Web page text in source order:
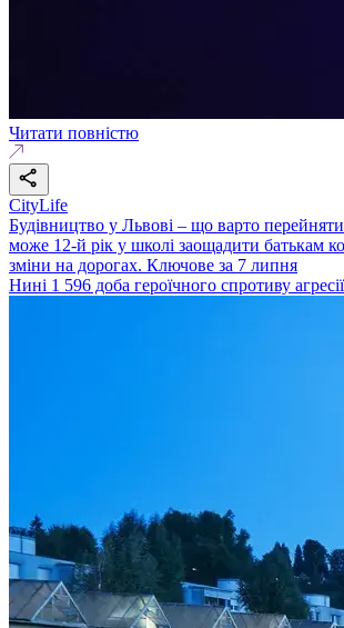
Читати повністю
CityLife
Будівництво у Львові – що варто
може 12-й рік у школі заощадити батькам
зміни на дорогах. Ключове за 7 липня
Нині 1 596 доба героїчного спротиву